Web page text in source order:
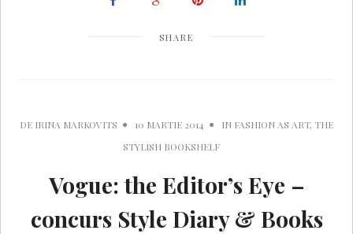
SHARE
DE IRINA MARKOVITS 10 MARTIE 2014 IN FASHION AS ART, THE
STYLISH BOOKSHELF
Vogue: the Editor’s Eye –
concurs Style Diary & Books